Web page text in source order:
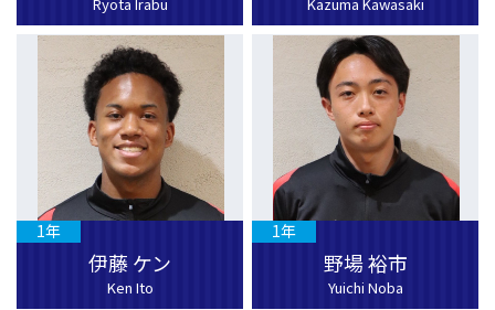
伊藤 ケン
Ken Ito
1年
野場 裕市
Yuichi Noba
1年